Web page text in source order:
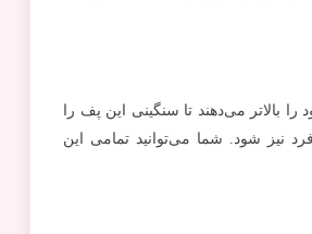
بالاتر می‌دهند تا سنگینی این پف را
نیز شود. شما می‌توانید تمامی این